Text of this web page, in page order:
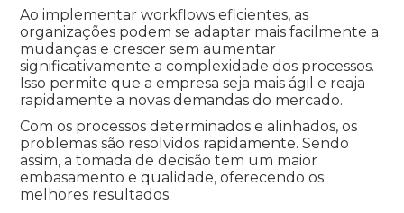
Ao implementar workflows eficientes, as
organizações podem se adaptar mais facilmente a
mudanças e crescer sem aumentar
significativamente a complexidade dos processos.
Isso permite que a empresa seja mais ágil e reaja
rapidamente a novas demandas do mercado.
Com os processos determinados e alinhados, os
problemas são resolvidos rapidamente. Sendo
assim, a tomada de decisão tem um maior
embasamento e qualidade, oferecendo os
melhores resultados.